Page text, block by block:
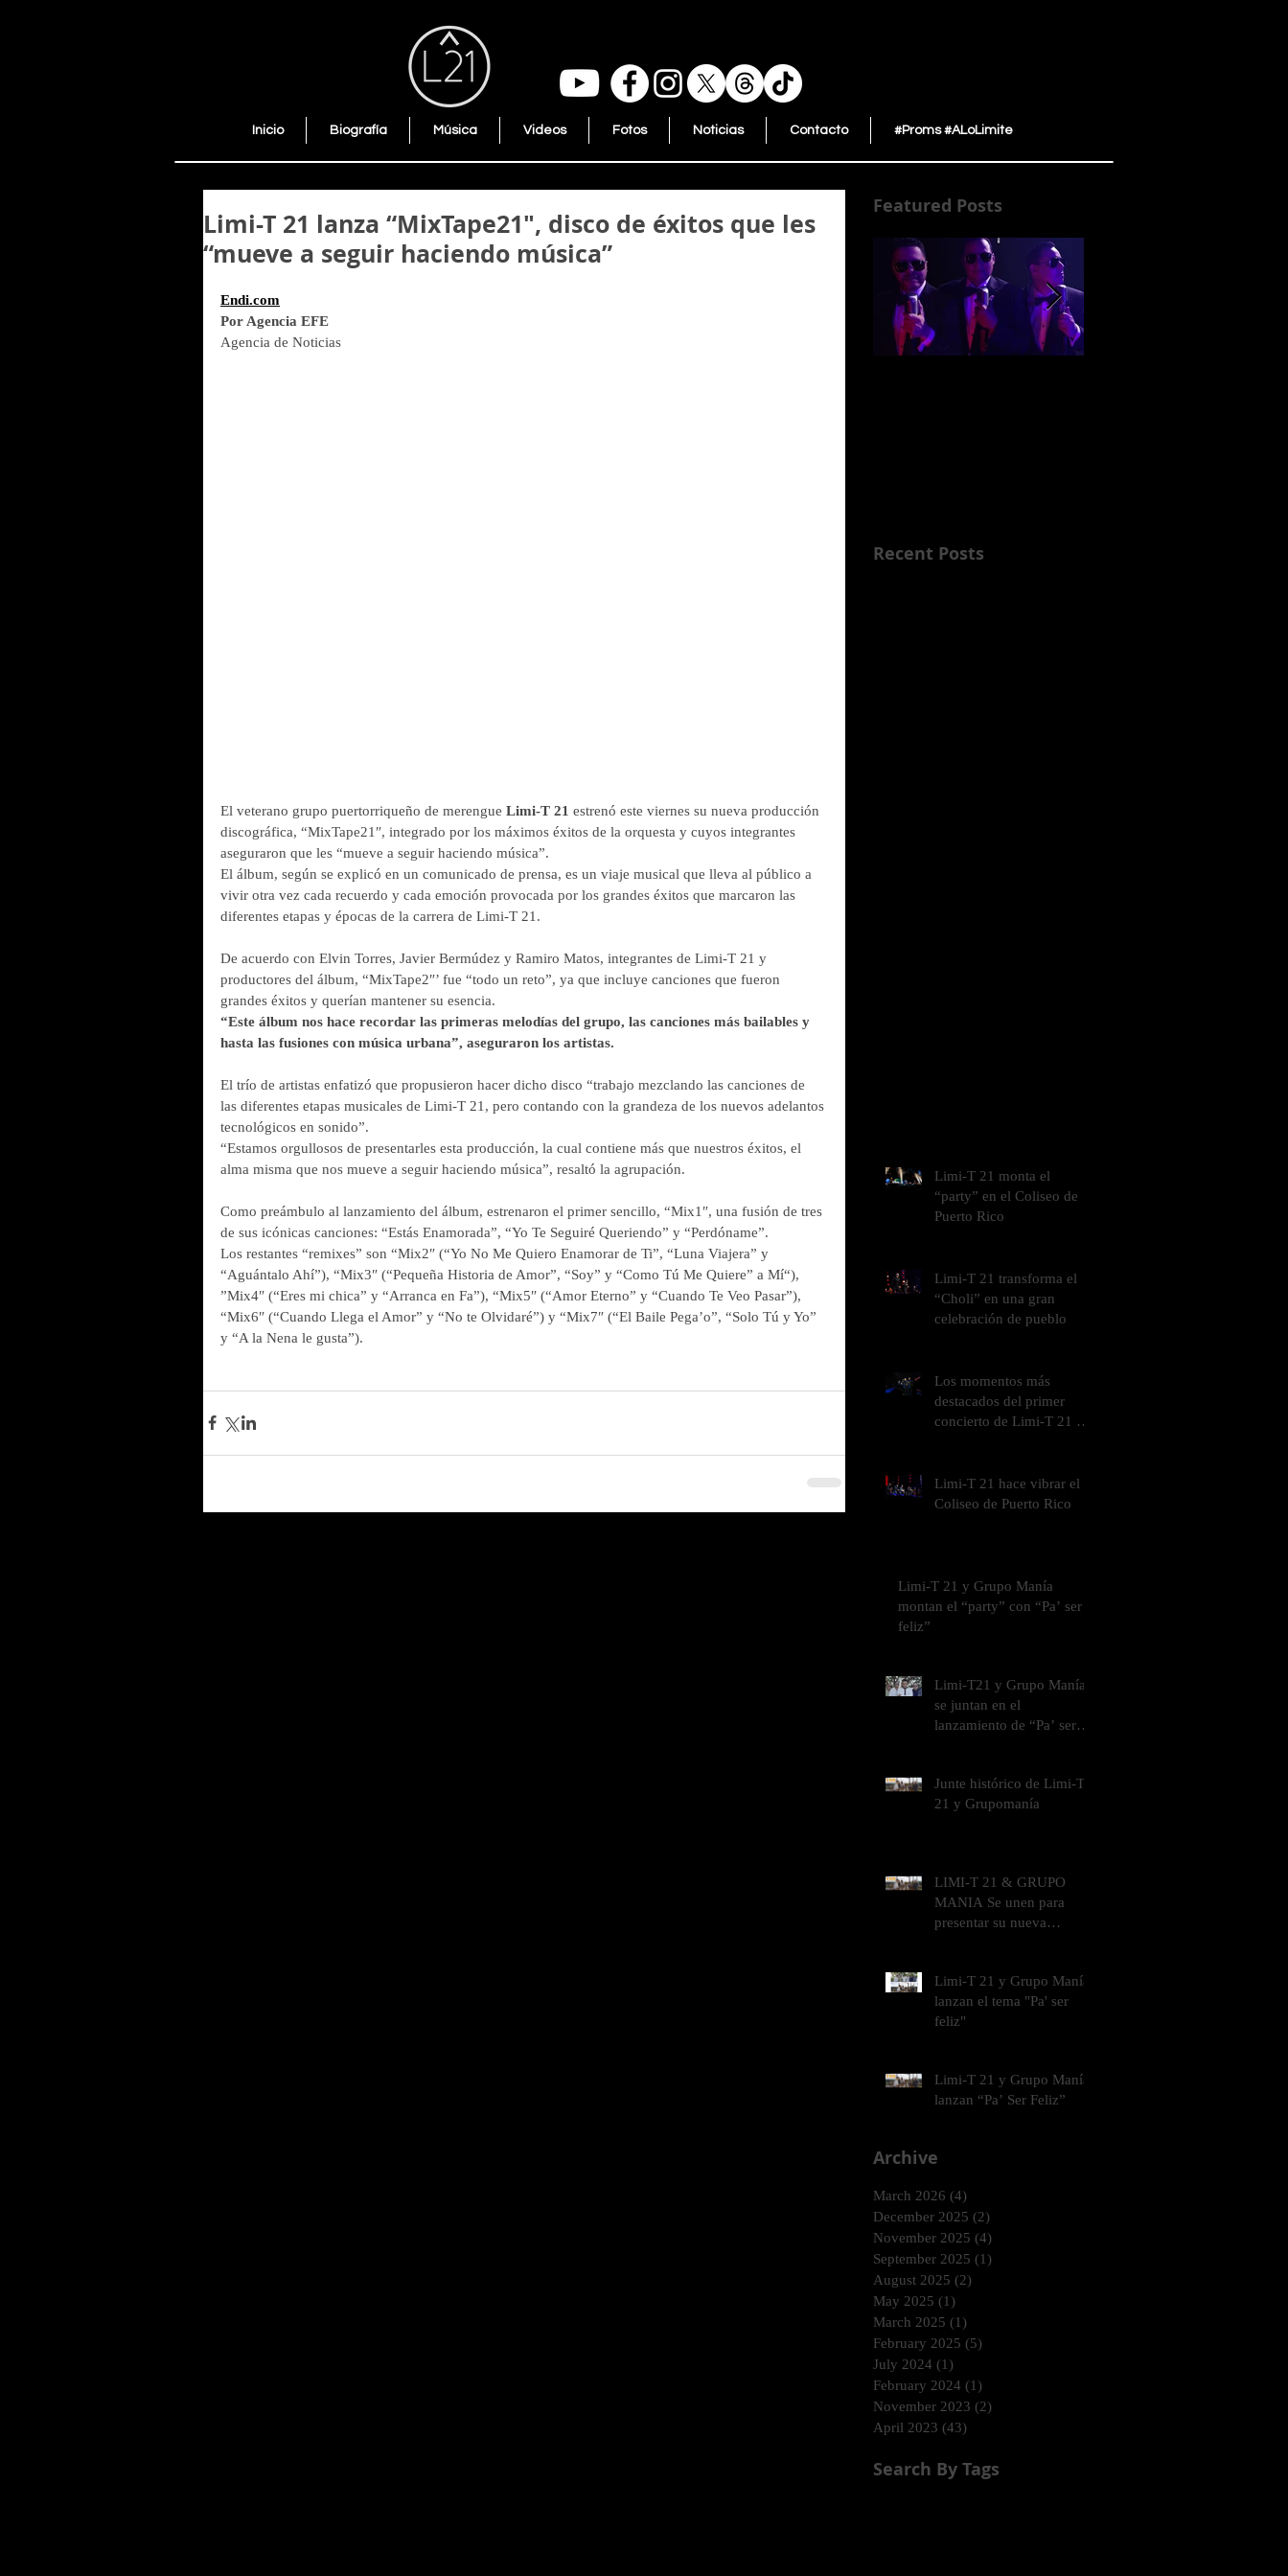
Inicio Biografía Música Videos Fotos Noticias Contacto #Proms #ALoLimite
Limi-T 21 lanza “MixTape21″, disco de éxitos que les
“mueve a seguir haciendo música”
Endi.com
Por Agencia EFE
Agencia de Noticias
El veterano grupo puertorriqueño de merengue Limi-T 21 estrenó este viernes su nueva producción
discográfica, “MixTape21″, integrado por los máximos éxitos de la orquesta y cuyos integrantes
aseguraron que les “mueve a seguir haciendo música”.
El álbum, según se explicó en un comunicado de prensa, es un viaje musical que lleva al público a
vivir otra vez cada recuerdo y cada emoción provocada por los grandes éxitos que marcaron las
diferentes etapas y épocas de la carrera de Limi-T 21.
De acuerdo con Elvin Torres, Javier Bermúdez y Ramiro Matos, integrantes de Limi-T 21 y
productores del álbum, “MixTape2″’ fue “todo un reto”, ya que incluye canciones que fueron
grandes éxitos y querían mantener su esencia.
“Este álbum nos hace recordar las primeras melodías del grupo, las canciones más bailables y
hasta las fusiones con música urbana”, aseguraron los artistas.
El trío de artistas enfatizó que propusieron hacer dicho disco “trabajo mezclando las canciones de
las diferentes etapas musicales de Limi-T 21, pero contando con la grandeza de los nuevos adelantos
tecnológicos en sonido”.
“Estamos orgullosos de presentarles esta producción, la cual contiene más que nuestros éxitos, el
alma misma que nos mueve a seguir haciendo música”, resaltó la agrupación.
Como preámbulo al lanzamiento del álbum, estrenaron el primer sencillo, “Mix1″, una fusión de tres
de sus icónicas canciones: “Estás Enamorada”, “Yo Te Seguiré Queriendo” y “Perdóname”.
Los restantes “remixes” son “Mix2″ (“Yo No Me Quiero Enamorar de Ti”, “Luna Viajera” y
“Aguántalo Ahí”), “Mix3″ (“Pequeña Historia de Amor”, “Soy” y “Como Tú Me Quiere” a Mí“),
”Mix4″ (“Eres mi chica” y “Arranca en Fa”), “Mix5″ (“Amor Eterno” y “Cuando Te Veo Pasar”),
“Mix6″ (“Cuando Llega el Amor” y “No te Olvidaré”) y “Mix7″ (“El Baile Pega’o”, “Solo Tú y Yo”
y “A la Nena le gusta”).
Featured Posts
Recent Posts
Limi-T 21 monta el
“party” en el Coliseo de
Puerto Rico
Limi-T 21 transforma el
“Choli” en una gran
celebración de pueblo
Los momentos más
destacados del primer
concierto de Limi-T 21 en
Limi-T 21 hace vibrar el
Coliseo de Puerto Rico
Limi-T 21 y Grupo Manía
montan el “party” con “Pa’ ser
feliz”
Limi-T21 y Grupo Manía
se juntan en el
lanzamiento de “Pa’ ser
Junte histórico de Limi-T
21 y Grupomanía
LIMI-T 21 & GRUPO
MANIA Se unen para
presentar su nueva
Limi-T 21 y Grupo Manía
lanzan el tema "Pa' ser
feliz"
Limi-T 21 y Grupo Manía
lanzan “Pa’ Ser Feliz”
Archive
March 2026 (4)
December 2025 (2)
November 2025 (4)
September 2025 (1)
August 2025 (2)
May 2025 (1)
March 2025 (1)
February 2025 (5)
July 2024 (1)
February 2024 (1)
November 2023 (2)
April 2023 (43)
Search By Tags